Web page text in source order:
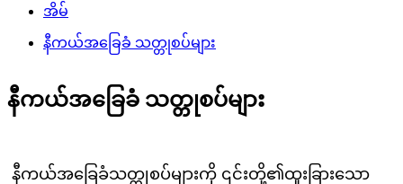
အိမ်
နီကယ်အခြေခံ သတ္တုစပ်များ
နီကယ်အခြေခံ သတ္တုစပ်များ
နီကယ်အခြေခံသတ္တုစပ်များကို ၎င်းတို့၏ထူးခြားသော